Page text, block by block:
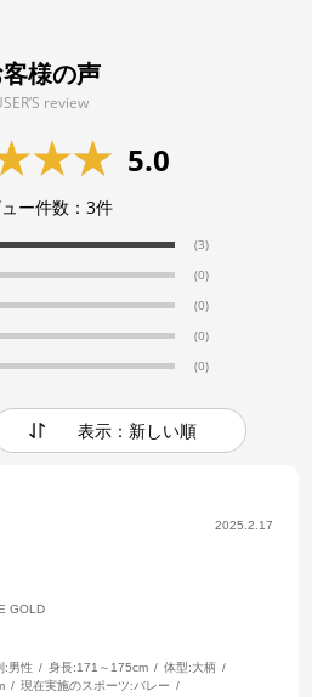
様の声
review
5.0
ー件数： 3件
(3)
(0)
(0)
(0)
(0)
表示：新しい順
2025.2.17
GOLD
:男性 身長:171～175cm 体型:大柄
現在実施のスポーツ:バレー